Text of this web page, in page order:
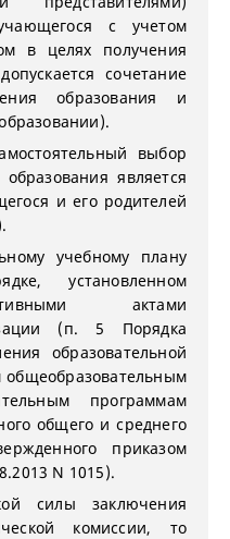
с учетом
в целях получения
сочетание
образования и
выбор
является
и его родителей
учебному плану
установленном
актами
(п. 5 Порядка
образовательной
общеобразовательным
программам
общего и среднего
приказом
N 1015).
силы заключения
комиссии, то